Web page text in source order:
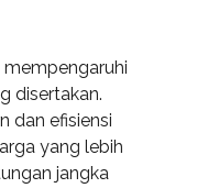
disertakan.
dan efisiensi
yang lebih
jangka